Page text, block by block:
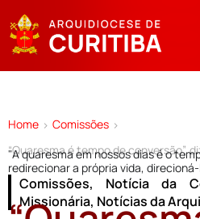
Home > Comissões >
“Quaresma é tempo de conversão”,
"A quaresma em nossos dias é o
redirecionar a própria vida, direcioná-
Comissões, Notícia da
Missionária, Notícias da